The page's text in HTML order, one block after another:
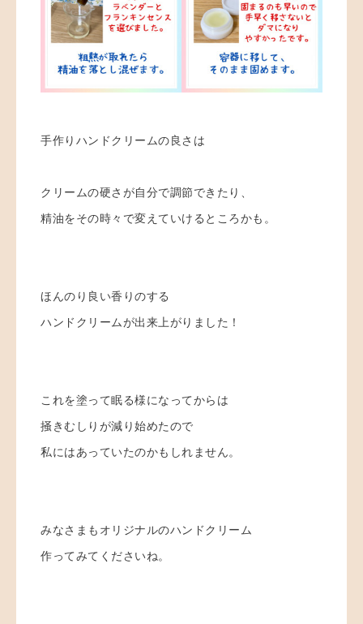
手作りハンドクリームの良さは
クリームの硬さが自分で調節できたり、
精油をその時々で変えていけるところかも。
ほんのり良い香りのする
ハンドクリームが出来上がりました！
これを塗って眠る様になってからは
掻きむしりが減り始めたので
私にはあっていたのかもしれません。
みなさまもオリジナルのハンドクリーム
作ってみてくださいね。